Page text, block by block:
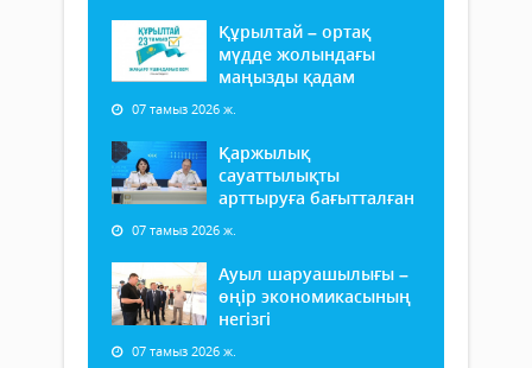
Құрылтай – ортақ
мүдде жолындағы
маңызды қадам
07 тамыз 2026 ж.
Қаржылық
сауаттылықты
арттыруға бағытталған
07 тамыз 2026 ж.
Ауыл шаруашылығы –
өңір экономикасының
негізгі
07 тамыз 2026 ж.